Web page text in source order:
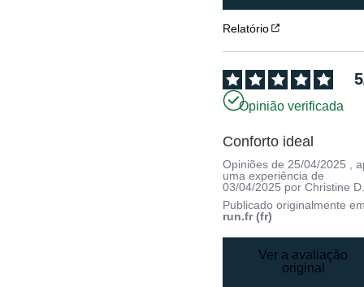
Relatório
5
Opinião verificada
Conforto ideal
Opiniões de 25/04/2025
,
uma experiência de
03/04/2025 porChristine
Publicado originalmente
run.fr (fr)
Ver a avaliação
original